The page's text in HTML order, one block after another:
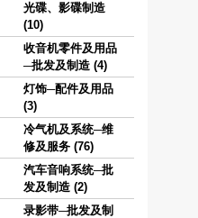
光碟、影碟制造
(10)
收音机零件及用品
─批发及制造 (4)
灯饰─配件及用品
(3)
冷气机及系统─维
修及服务 (76)
汽车音响系统─批
发及制造 (2)
录影带─批发及制